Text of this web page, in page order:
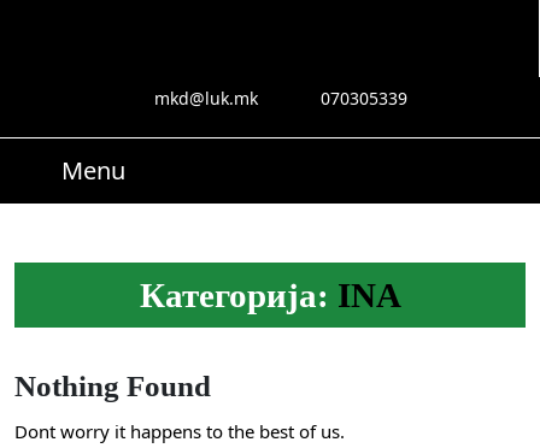
mkd@luk.mk mkd@luk.mk070305339
Menu
Категорија: INA
Nothing Found
Dont worry it happens to the best of us.